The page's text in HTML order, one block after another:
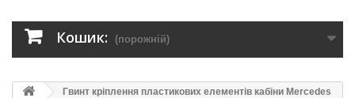
Кошик: (порожній)
Гвинт кріплення пластикових елементів кабіни Mercedes